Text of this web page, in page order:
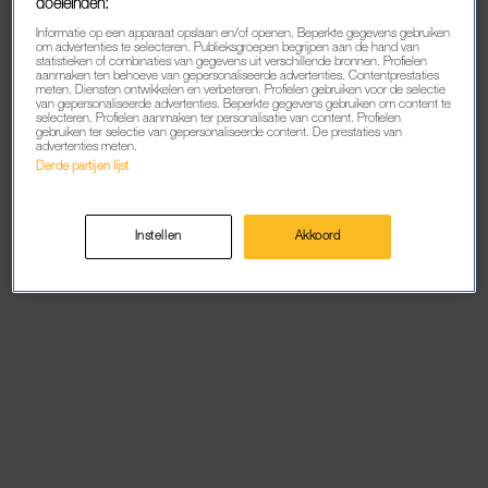
Refresh
doeleinden:
Informatie op een apparaat opslaan en/of openen. Beperkte gegevens gebruiken
om advertenties te selecteren. Publieksgroepen begrijpen aan de hand van
statistieken of combinaties van gegevens uit verschillende bronnen. Profielen
aanmaken ten behoeve van gepersonaliseerde advertenties. Contentprestaties
meten. Diensten ontwikkelen en verbeteren. Profielen gebruiken voor de selectie
van gepersonaliseerde advertenties. Beperkte gegevens gebruiken om content te
selecteren. Profielen aanmaken ter personalisatie van content. Profielen
gebruiken ter selectie van gepersonaliseerde content. De prestaties van
advertenties meten.
Derde partijen lijst
Instellen Akkoord